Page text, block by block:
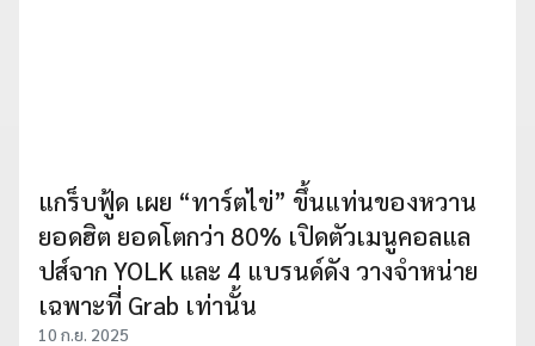
แกร็บฟู้ด เผย “ทาร์ตไข่” ขึ้นแท่นของหวาน
ยอดฮิต ยอดโตกว่า 80% เปิดตัวเมนูคอลแล
ปส์จาก YOLK และ 4 แบรนด์ดัง วางจำหน่าย
เฉพาะที่ Grab เท่านั้น
10 ก.ย. 2025